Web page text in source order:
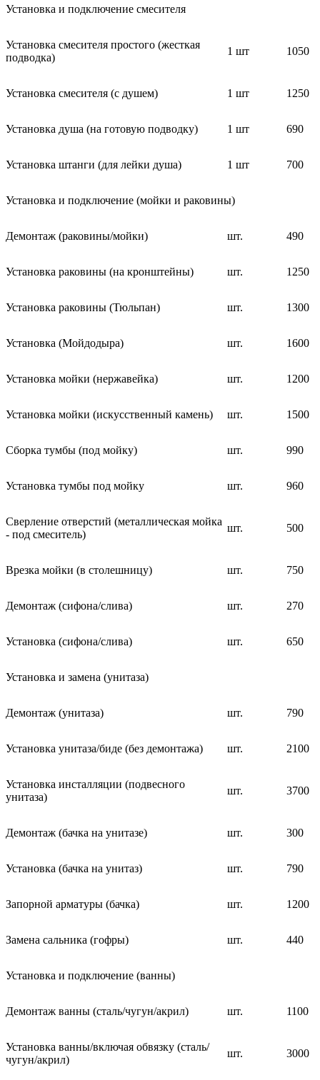
Установка и подключение смесителя
Установка смесителя простого (жесткая
подводка)
1 шт 1050
Установка смесителя (с душем) 1 шт 1250
Установка душа (на готовую подводку) 1 шт 690
Установка штанги (для лейки душа) 1 шт 700
Установка и подключение (мойки и раковины)
Демонтаж (раковины/мойки) шт. 490
Установка раковины (на кронштейны) шт. 1250
Установка раковины (Тюльпан) шт. 1300
Установка (Мойдодыра) шт. 1600
Установка мойки (нержавейка) шт. 1200
Установка мойки (искусственный камень) шт. 1500
Сборка тумбы (под мойку) шт. 990
Установка тумбы под мойку шт. 960
Сверление отверстий (металлическая мойка
- под смеситель)
шт. 500
Врезка мойки (в столешницу) шт. 750
Демонтаж (сифона/слива) шт. 270
Установка (сифона/слива) шт. 650
Установка и замена (унитаза)
Демонтаж (унитаза) шт. 790
Установка унитаза/биде (без демонтажа) шт. 2100
Установка инсталляции (подвесного
унитаза)
шт. 3700
Демонтаж (бачка на унитазе) шт. 300
Установка (бачка на унитаз) шт. 790
Запорной арматуры (бачка) шт. 1200
Замена сальника (гофры) шт. 440
Установка и подключение (ванны)
Демонтаж ванны (сталь/чугун/акрил) шт. 1100
Установка ванны/включая обвязку (сталь/
чугун/акрил)
шт. 3000